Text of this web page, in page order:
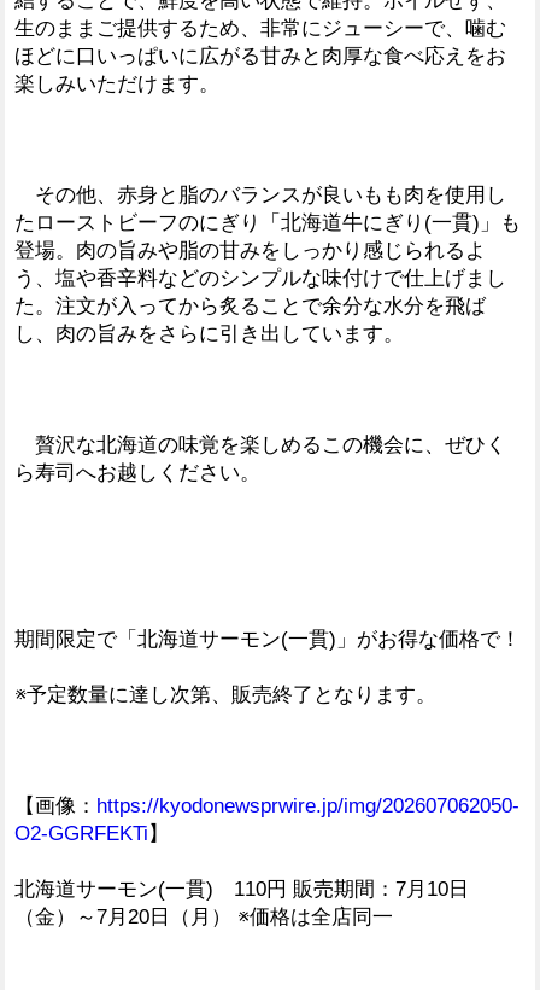
生のままご提供するため、非常にジューシーで、噛む
ほどに口いっぱいに広がる甘みと肉厚な食べ応えをお
楽しみいただけます。
その他、赤身と脂のバランスが良いもも肉を使用し
たローストビーフのにぎり「北海道牛にぎり(一貫)」も
登場。肉の旨みや脂の甘みをしっかり感じられるよ
う、塩や香辛料などのシンプルな味付けで仕上げまし
た。注文が入ってから炙ることで余分な水分を飛ば
し、肉の旨みをさらに引き出しています。
贅沢な北海道の味覚を楽しめるこの機会に、ぜひく
ら寿司へお越しください。
期間限定で「北海道サーモン(一貫)」がお得な価格で！
※予定数量に達し次第、販売終了となります。
【画像： https://kyodonewsprwire.jp/img/202607062050-
O2-GGRFEKTi 】
北海道サーモン(一貫) 110円 販売期間：7月10日
（金）～7月20日（月） ※価格は全店同一